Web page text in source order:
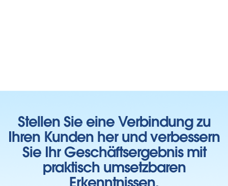
Stellen Sie eine Verbindung zu
Ihren Kunden her und verbessern
Sie Ihr Geschäftsergebnis mit
praktisch umsetzbaren